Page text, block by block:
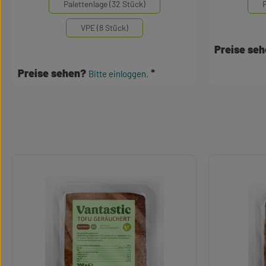
Palettenlage (32 Stück)
VPE (8 Stück)
Preise sehen? Bitte einloggen.
Preise